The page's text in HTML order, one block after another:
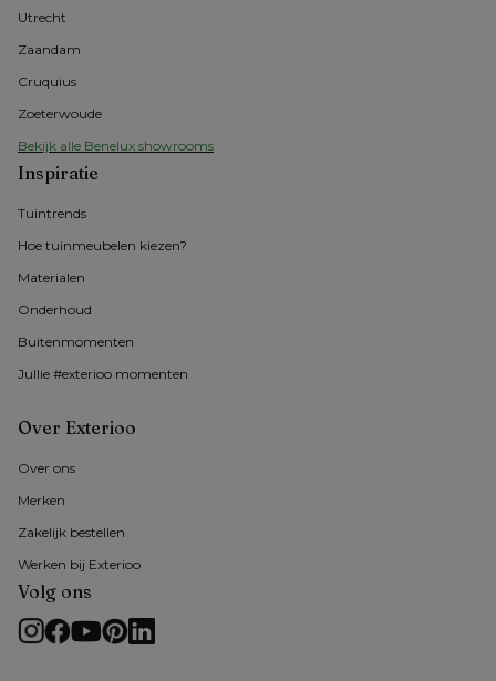
Utrecht
Zaandam
Cruquius
Zoeterwoude
Bekijk alle Benelux showrooms
Inspiratie
Tuintrends
Hoe tuinmeubelen kiezen?
Materialen
Onderhoud
Buitenmomenten
Jullie #exterioo momenten
Over Exterioo
Over ons
Merken
Zakelijk bestellen
Werken bij Exterioo
Volg ons